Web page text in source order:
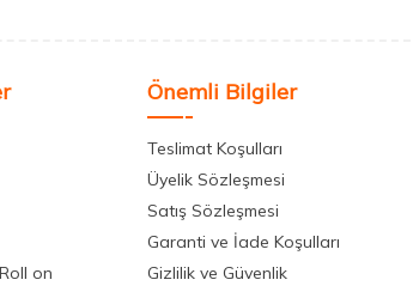
on
Önemli Bilgiler
Teslimat Koşulları
Üyelik Sözleşmesi
Satış Sözleşmesi
Garanti ve İade Koşulları
Gizlilik ve Güvenlik